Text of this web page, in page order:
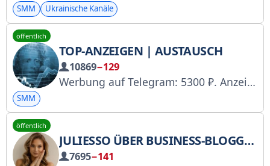
SMM Ukrainische Kanäle
öffentlich
TOP-ANZEIGEN | AUSTAUSCH
10869−129
Werbung auf Telegram: 5300 ₽. Anzeigen schalten und Kooperationen anfragen – @marinaRekLama
SMM
öffentlich
JULIESSO ÜBER BUSINESS-BLOGGING
7695−141